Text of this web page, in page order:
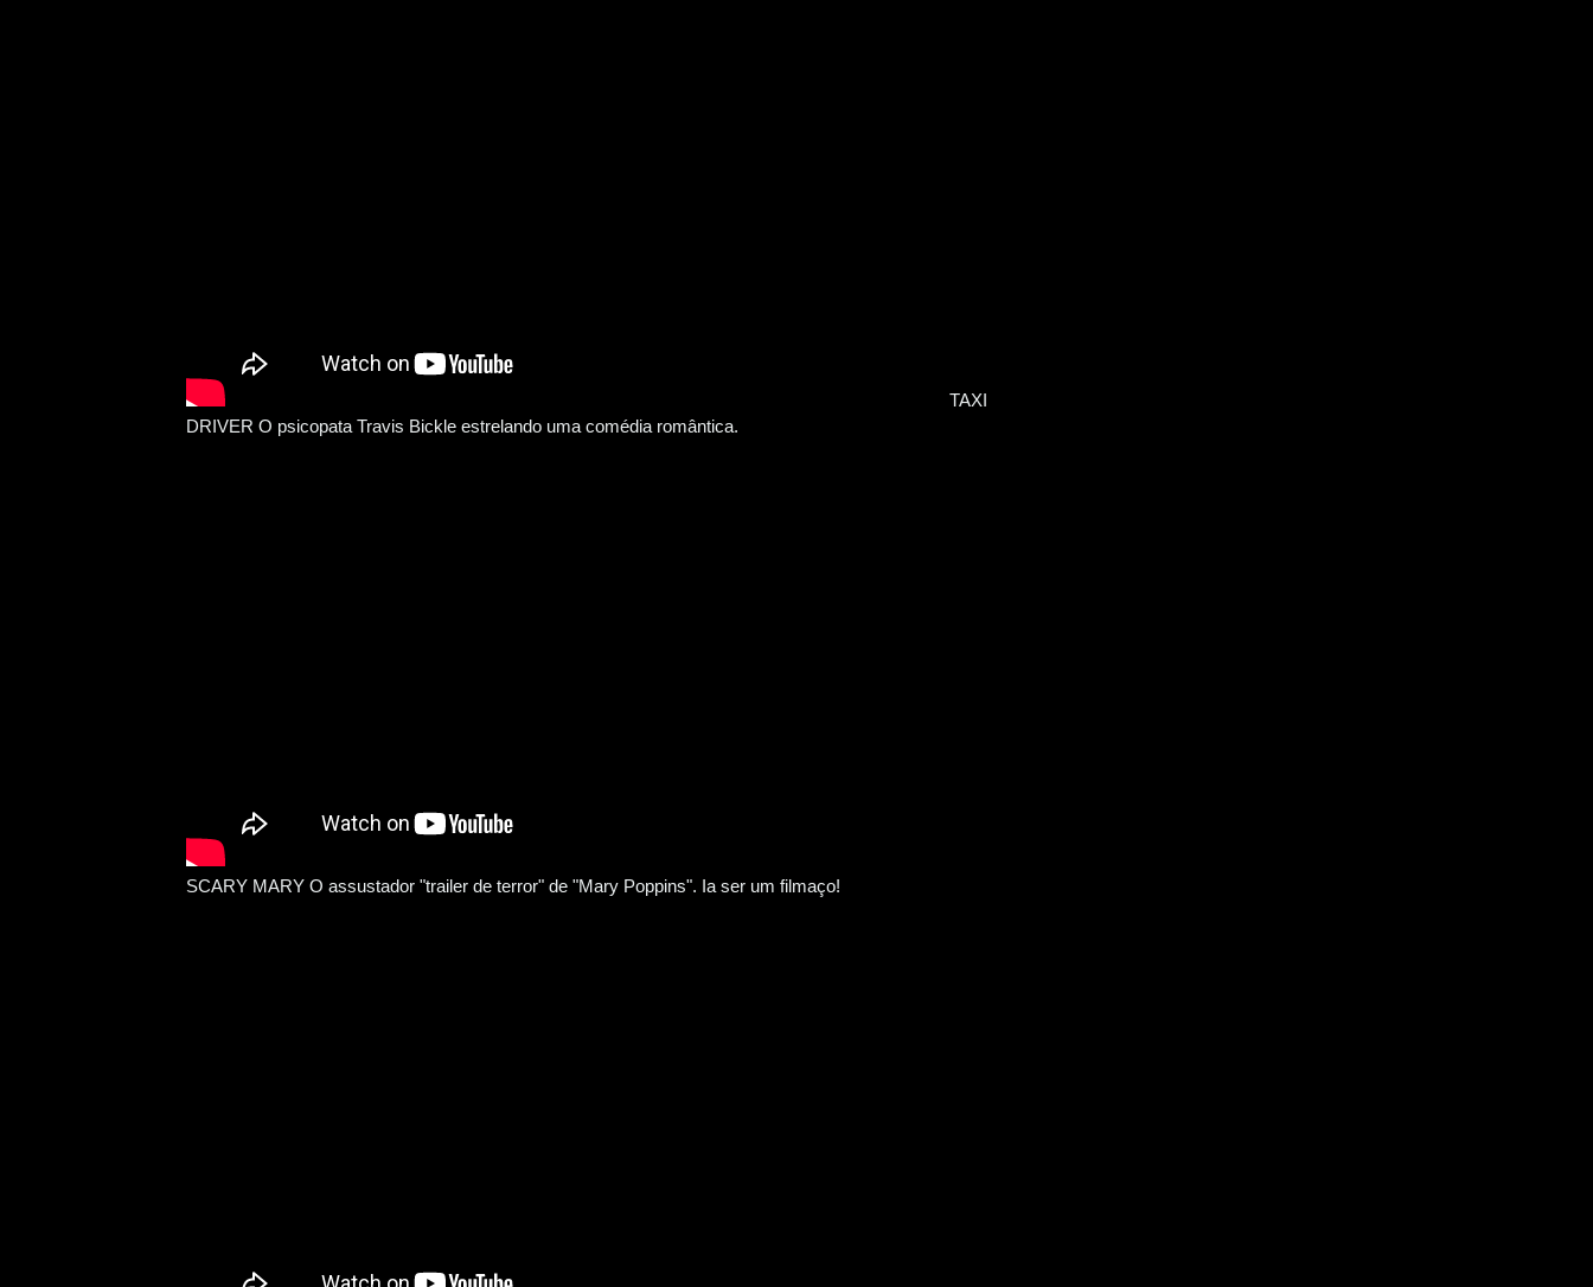
TAXI
DRIVER O psicopata Travis Bickle estrelando uma comédia romântica.
SCARY MARY O assustador "trailer de terror" de "Mary Poppins". Ia ser um filmaço!